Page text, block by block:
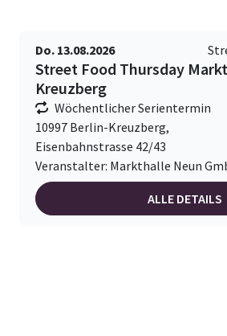
Do. 13.08.2026
Street Food Thursday
Kreuzberg
Wöchentlicher Serientermin
10997 Berlin-Kreuzberg,
Eisenbahnstrasse 42/43
Veranstalter: Markthalle Neun
ALLE DETAILS